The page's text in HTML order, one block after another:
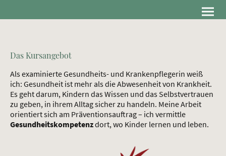
Das Kursangebot
Als examinierte Gesundheits- und Krankenpflegerin weiß
ich: Gesundheit ist mehr als die Abwesenheit von Krankheit.
Es geht darum, Kindern das Wissen und das Selbstvertrauen
zu geben, in ihrem Alltag sicher zu handeln. Meine Arbeit
orientiert sich am Präventionsauftrag – ich vermittle
Gesundheitskompetenzdort, wo Kinder lernen und leben.